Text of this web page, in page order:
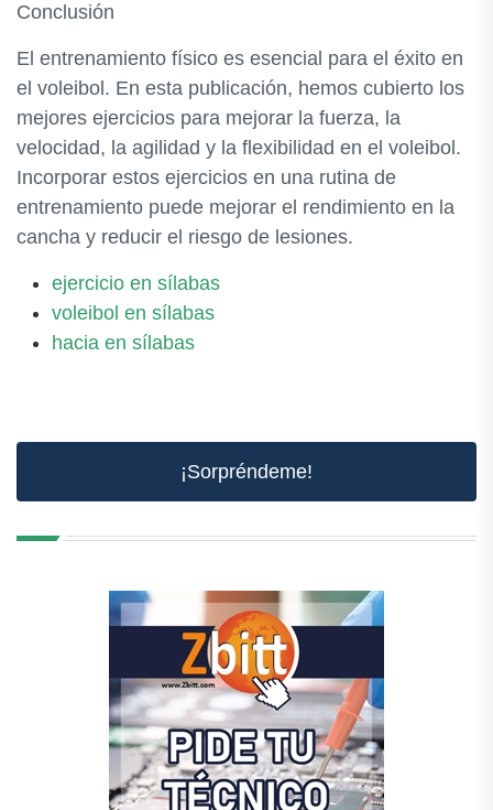
Conclusión
El entrenamiento físico es esencial para el éxito en
el voleibol. En esta publicación, hemos cubierto los
mejores ejercicios para mejorar la fuerza, la
velocidad, la agilidad y la flexibilidad en el voleibol.
Incorporar estos ejercicios en una rutina de
entrenamiento puede mejorar el rendimiento en la
cancha y reducir el riesgo de lesiones.
ejercicio en sílabas
voleibol en sílabas
hacia en sílabas
¡Sorpréndeme!